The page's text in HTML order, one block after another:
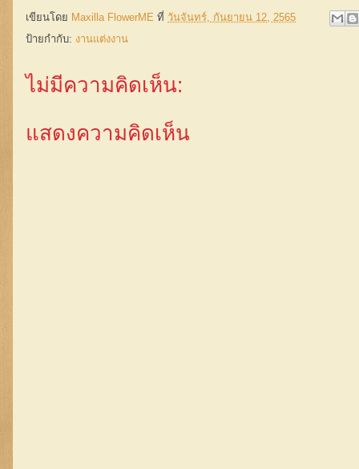
เขียนโดย Maxilla FlowerME ที่ วันจันทร์, กันยายน 12, 2565
ป้ายกำกับ: งานแต่งงาน
ไม่มีความคิดเห็น:
แสดงความคิดเห็น